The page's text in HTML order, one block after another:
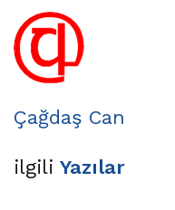
Çağdaş Can
ilgili Yazılar